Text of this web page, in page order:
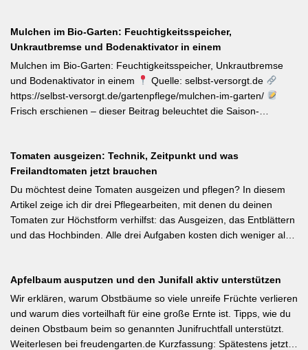
Gartenbewirtschaftung – unabhängig von der Gartengröße –
einen messbaren Beitrag zur regionalen Artenvielfalt leistet.
Nützlingsförderung, strukturreiche Beete und der Verzicht auf
Pestizide sind die entscheidenden Stellschrauben. Ein
motivierender Impuls für jeden GBV-Garten. [Thema-Tag:
#Biodiversität #Gartengestaltung #Naturnahergarten]
Mulchen im Bio-Garten: Feuchtigkeitsspeicher,
Unkrautbremse und Bodenaktivator in einem
Mulchen im Bio-Garten: Feuchtigkeitsspeicher, Unkrautbremse
und Bodenaktivator in einem
Quelle: selbst-versorgt.de
https://selbst-versorgt.de/gartenpflege/mulchen-im-garten/
Frisch erschienen – dieser Beitrag beleuchtet die Saison-
Austrocknung. Die ideale Schichtdicke liegt bei 5–10 cm, immer
mit Abstand zum Pflanzenstamm, um Fäulnis zu vermeiden.
Besonders wertvoll: Häufige Fehler wie zu dicke Schichten oder
die Verwendung von frischem Rasenschnitt als alleiniges Material
werden klar benannt. [Thema-Tag: #Bodenpflege #Mulchen
#BiologischerGartenbau]
Tomaten ausgeizen: Technik, Zeitpunkt und was
Freilandtomaten jetzt brauchen
Du möchtest deine Tomaten ausgeizen und pflegen? In diesem
Artikel zeige ich dir drei Pflegearbeiten, mit denen du deinen
Tomaten zur Höchstform verhilfst: das Ausgeizen, das Entblättern
und das Hochbinden. Alle drei Aufgaben kosten dich weniger als
Tomatenkrankheit Braunfäule vorbeugst. Weiterlesen bei
Wurzelwerk – Gartenwissen von Profis Kurzfassung: Ein bildreich
illustrierter Praxis-Leitfaden: Das Ausgeizen beginnt direkt nach
dem Auspflanzen und sollte wöchentlich wiederholt werden.
Geiztriebe morgens entfernen, damit Wunden rasch abtrocknen.
Apfelbaum ausputzen und den Junifall aktiv unterstützen
Wir erklären, warum Obstbäume so viele unreife Früchte verlieren
und warum dies vorteilhaft für eine große Ernte ist. Tipps, wie du
deinen Obstbaum beim so genannten Junifruchtfall unterstützt.
Weiterlesen bei freudengarten.de Kurzfassung: Spätestens jetzt –